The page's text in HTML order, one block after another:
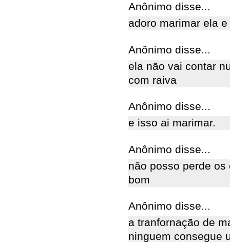
Anônimo disse...
adoro marimar ela
Anônimo disse...
ela não vai contar
com raiva
Anônimo disse...
e isso ai marimar.
Anônimo disse...
não posso perde
bom
Anônimo disse...
a tranfornação de
ninguem consegue